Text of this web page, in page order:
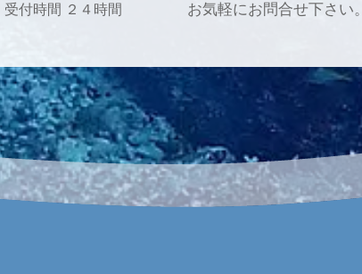
受付時間 ２４時間 お気軽にお問合せ下さい。